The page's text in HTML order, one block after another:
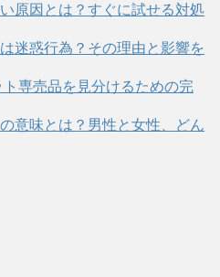
原因とは？すぐに試せる対処
迷惑行為？その理由と影響を
専売品を見分けるための完
意味とは？男性と女性、どん